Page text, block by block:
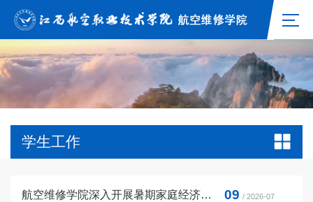
学生工作
航空维修学院深入开展暑期家庭经济困难学生走访慰问活动 09 / 2026-07